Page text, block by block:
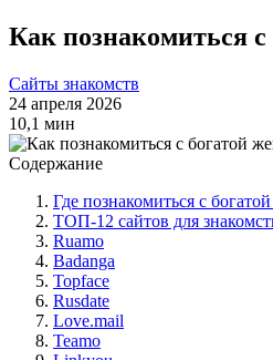
Как познакомиться
Сайты знакомств
24 апреля 2026
10,1 мин
Содержание
Где познакомиться с
ТОП-12 сайтов для
Ruamo
Badanga
Topface
Rusdate
Love.mail
Teamo